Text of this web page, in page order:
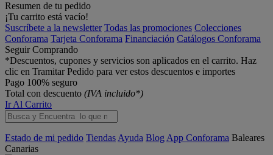
Resumen de tu pedido
¡Tu carrito está vacío!
Suscríbete a la newsletter Todas las promociones Colecciones
Conforama Tarjeta Conforama Financiación Catálogos Conforama
Seguir Comprando
*Descuentos, cupones y servicios son aplicados en el carrito. Haz
clic en Tramitar Pedido para ver estos descuentos e importes
Pago 100% seguro
Total con descuento (IVA incluido*)
Ir Al Carrito
Estado de mi pedido Tiendas Ayuda Blog App Conforama Baleares
Canarias